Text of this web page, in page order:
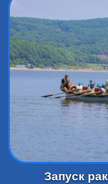
Запуск